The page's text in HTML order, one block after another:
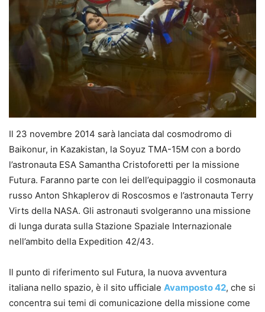
Il 23 novembre 2014 sarà lanciata dal cosmodromo di
Baikonur, in Kazakistan, la Soyuz TMA-15M con a bordo
l’astronauta ESA Samantha Cristoforetti per la missione
Futura. Faranno parte con lei dell’equipaggio il cosmonauta
russo Anton Shkaplerov di Roscosmos e l’astronauta Terry
Virts della NASA. Gli astronauti svolgeranno una missione
di lunga durata sulla Stazione Spaziale Internazionale
nell’ambito della Expedition 42/43.
Il punto di riferimento sul Futura, la nuova avventura
italiana nello spazio, è il sito ufficiale Avamposto 42, che si
concentra sui temi di comunicazione della missione come